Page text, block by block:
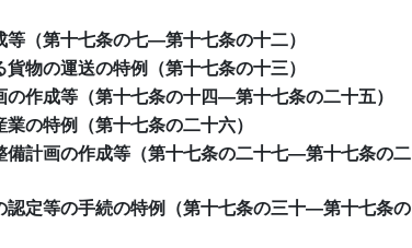
（第十七条の七―第十七条の十二）
物の運送の特例（第十七条の十三）
作成等（第十七条の十四―第十七条の二十五）
の特例（第十七条の二十六）
備計画の作成等（第十七条の二十七―第十七条の二
認定等の手続の特例（第十七条の三十―第十七条の